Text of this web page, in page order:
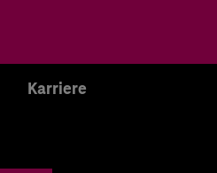
Karriere